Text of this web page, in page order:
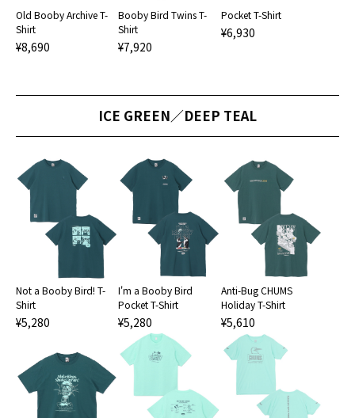
Old Booby Archive T-
Shirt
¥8,690
Booby Bird Twins T-
Shirt
¥7,920
Pocket T-Shirt
¥6,930
ICE GREEN／DEEP TEAL
Not a Booby Bird! T-
Shirt
¥5,280
I'm a Booby Bird
Pocket T-Shirt
¥5,280
Anti-Bug CHUMS
Holiday T-Shirt
¥5,610